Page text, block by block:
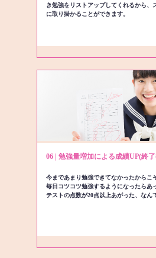
き勉強をリストアップしてくれるから、
に取り掛かることができます。
06 | 勉強量増加による成績UP(終
今まであまり勉強できてなかったからこ
毎日コツコツ勉強するようになったらあ
テストの点数が20点以上あがった、なん